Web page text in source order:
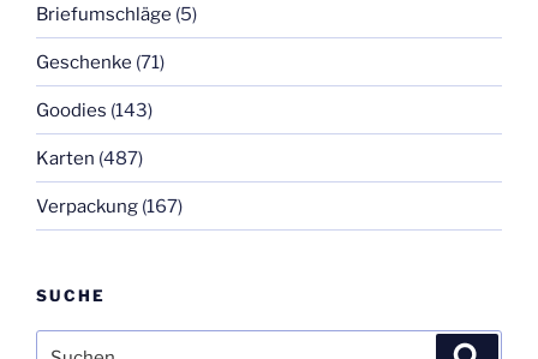
Briefumschläge (5)
Geschenke (71)
Goodies (143)
Karten (487)
Verpackung (167)
SUCHE